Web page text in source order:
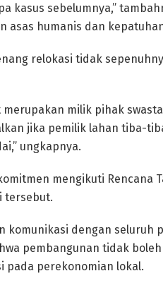
kasus sebelumnya,”
asas humanis dan
relokasi tidak
milik pihak
jika pemilik lahan tiba-
ungkapnya.
mengikuti Rencana
tersebut.
komunikasi dengan seluruh
pembangunan tidak
pada perekonomian lokal.